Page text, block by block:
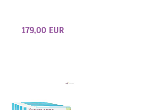
179,00 EUR